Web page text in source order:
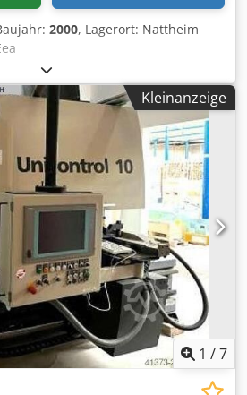
2000, Lagerort: Nattheim
Kleinanzeige
1 /7